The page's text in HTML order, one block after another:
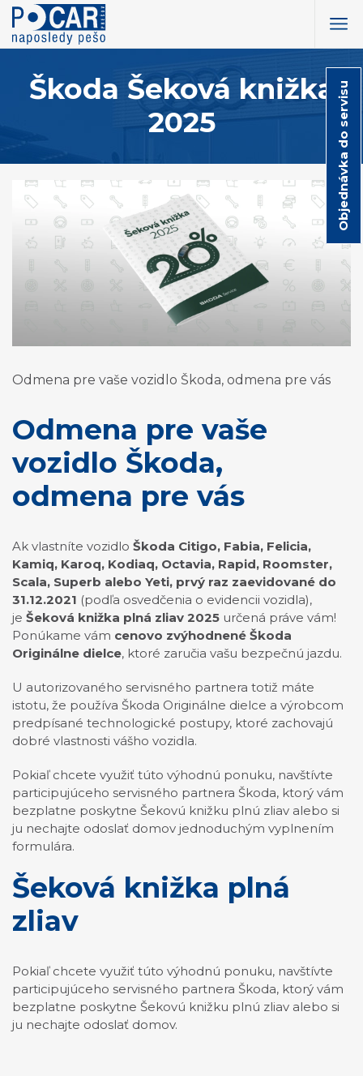
Škoda Šeková knižka
2025
Odmena pre vaše vozidlo Škoda, odmena pre vás
Odmena pre vaše
vozidlo Škoda,
odmena pre vás
Ak vlastníte vozidlo Škoda Citigo, Fabia, Felicia,
Kamiq, Karoq, Kodiaq, Octavia, Rapid, Roomster,
Scala, Superb alebo Yeti, prvý raz zaevidované do
31.12.2021 (podľa osvedčenia o evidencii vozidla),
je Šeková knižka plná zliav 2025 určená práve vám!
Ponúkame vám cenovo zvýhodnené Škoda
Originálne dielce, ktoré zaručia vašu bezpečnú jazdu.
U autorizovaného servisného partnera totiž máte
istotu, že používa Škoda Originálne dielce a výrobcom
predpísané technologické postupy, ktoré zachovajú
dobré vlastnosti vášho vozidla.
Pokiaľ chcete využiť túto výhodnú ponuku, navštívte
participujúceho servisného partnera Škoda, ktorý vám
bezplatne poskytne Šekovú knižku plnú zliav alebo si
ju nechajte odoslať domov jednoduchým vyplnením
formulára.
Šeková knižka plná
zliav
Pokiaľ chcete využiť túto výhodnú ponuku, navštívte
participujúceho servisného partnera Škoda, ktorý vám
bezplatne poskytne Šekovú knižku plnú zliav alebo si
ju nechajte odoslať domov.
Objednávka do servisu